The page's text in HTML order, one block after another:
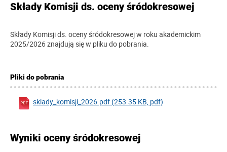
Składy Komisji ds. oceny śródokresowej
Składy Komisji ds. oceny śródokresowej w roku akademickim
2025/2026 znajdują się w pliku do pobrania.
Pliki do pobrania
sklady_komisji_2026.pdf (253.35 KB, pdf)
Wyniki oceny śródokresowej